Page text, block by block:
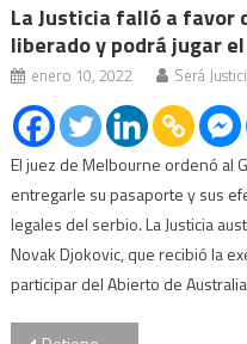
La Justicia falló a favor
liberado y podrá jugar
enero 10, 2022 Será
El juez de Melbourne ordenó al
entregarle su pasaporte y sus
legales del serbio. La Justicia
Novak Djokovic, que recibió la
participar del Abierto de